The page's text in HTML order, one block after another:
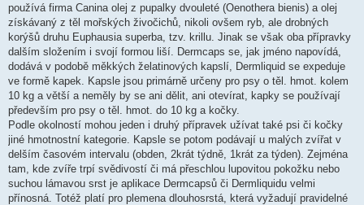
používá firma Canina olej z pupalky dvouleté (Oenothera bienis) a olej
získávaný z těl mořských živočichů, nikoli ovšem ryb, ale drobných
korýšů druhu Euphausia superba, tzv. krillu. Jinak se však oba přípravky
dalším složením i svojí formou liší. Dermcaps se, jak jméno napovídá,
dodává v podobě měkkých želatinových kapslí, Dermliquid se expeduje
ve formě kapek. Kapsle jsou primárně určeny pro psy o těl. hmot. kolem
10 kg a větší a neměly by se ani dělit, ani otevírat, kapky se používají
především pro psy o těl. hmot. do 10 kg a kočky.
Podle okolností mohou jeden i druhý přípravek užívat také psi či kočky
jiné hmotnostní kategorie. Kapsle se potom podávají u malých zvířat v
delším časovém intervalu (obden, 2krát týdně, 1krát za týden). Zejména
tam, kde zvíře trpí svědivostí či má přeschlou lupovitou pokožku nebo
suchou lámavou srst je aplikace Dermcapsů či Dermliquidu velmi
přínosná. Totéž platí pro plemena dlouhosrstá, která vyžadují pravidelné